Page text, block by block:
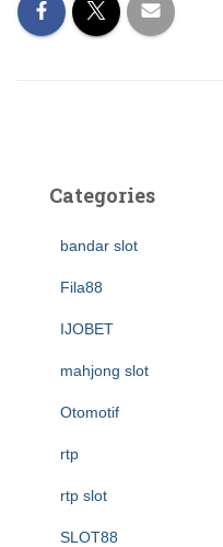
Categories
bandar slot
Fila88
IJOBET
mahjong slot
Otomotif
rtp
rtp slot
SLOT88